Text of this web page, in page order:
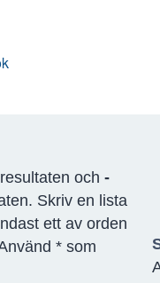
och -
Skriv en lista
ett av orden
* som